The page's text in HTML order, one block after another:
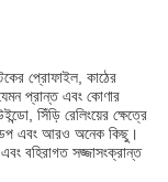
প্রোফাইল, কাঠের
যেমন প্রান্ত এবং কোণার
সিঁড়ি রেলিংয়ের ক্ষেত্রে
এবং আরও অনেক কিছু।
বহিরাগত সজ্জাসংক্রান্ত